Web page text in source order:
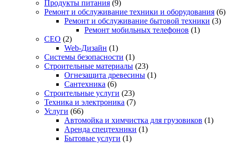
Продукты питания (9)
Ремонт и обслуживание техники и оборудования (6)
Ремонт и обслуживание бытовой техники (3)
Ремонт мобильных телефонов (1)
СЕО (2)
Web-Дизайн (1)
Системы безопасности (1)
Строительные материалы (23)
Огнезащита древесины (1)
Сантехника (6)
Строительные услуги (23)
Техника и электроника (7)
Услуги (66)
Автомойка и химчистка для грузовиков (1)
Аренда спецтехники (1)
Бытовые услуги (1)